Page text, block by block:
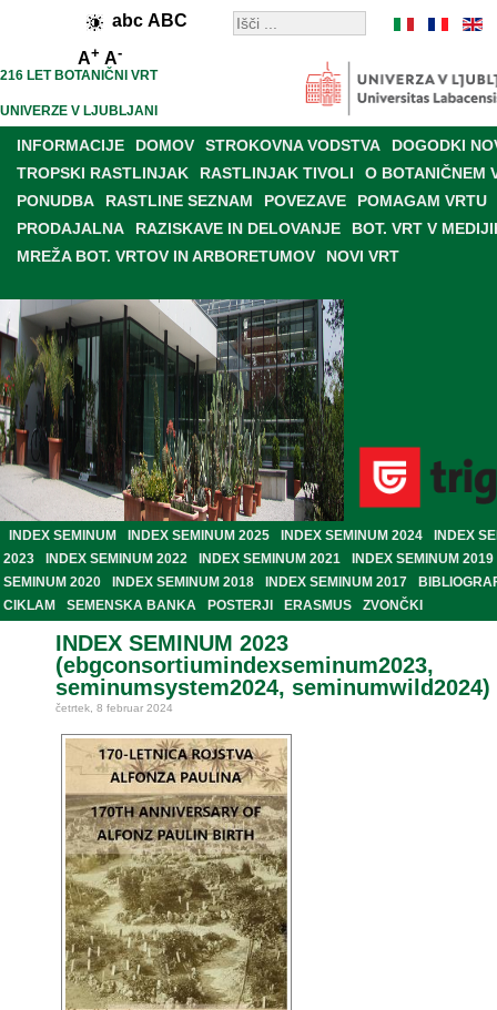
abc ABC
A+ A-
216 LET BOTANIČNI VRT
UNIVERZE V LJUBLJANI
INFORMACIJE DOMOV STROKOVNA VODSTVA
DOGODKI
TROPSKI RASTLINJAK
RASTLINJAK TIVOLI
O BOTANIČNEM
PONUDBA
RASTLINE SEZNAM POVEZAVE
POMAGAM VRTU
PRODAJALNA
RAZISKAVE IN DELOVANJE
BOT. VRT V
MREŽA BOT. VRTOV IN ARBORETUMOV
NOVI VRT
INDEX SEMINUM INDEX SEMINUM 2025 INDEX SEMINUM 2024
INDEX
2023
INDEX SEMINUM 2022 INDEX SEMINUM 2021
INDEX SEMINUM 2019
SEMINUM 2020
INDEX SEMINUM 2018 INDEX SEMINUM 2017
CIKLAM
SEMENSKA BANKA POSTERJI ERASMUS ZVONČKI
INDEX SEMINUM 2023
(ebgconsortiumindexseminum2023,
seminumsystem2024, seminumwild2024)
četrtek, 8 februar 2024